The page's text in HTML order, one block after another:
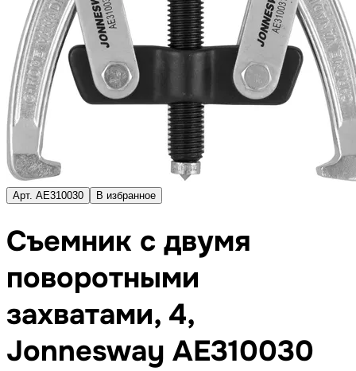
Арт. AE310030 В избранное
Съемник с двумя
поворотными
захватами, 4,
Jonnesway AE310030